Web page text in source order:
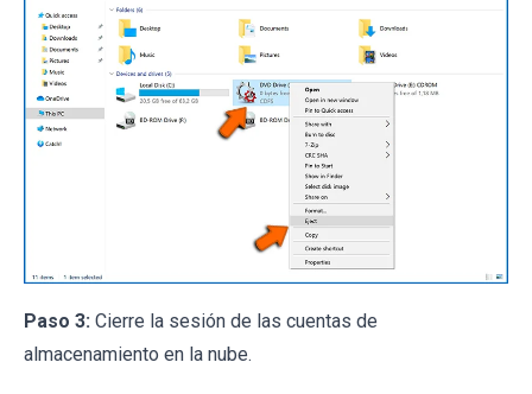
Paso 3: Cierre la sesión de las cuentas de
almacenamiento en la nube.